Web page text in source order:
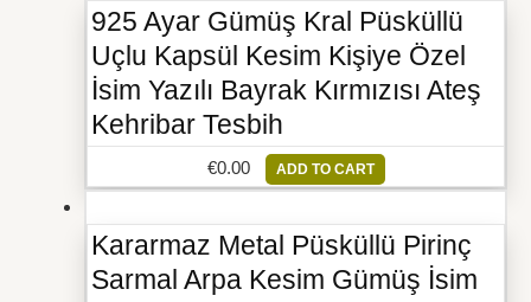
925 Ayar Gümüş Kral Püsküllü
Uçlu Kapsül Kesim Kişiye Özel
İsim Yazılı Bayrak Kırmızısı Ateş
Kehribar Tesbih
€0.00 ADD TO CART
Kararmaz Metal Püsküllü Pirinç
Sarmal Arpa Kesim Gümüş İsim